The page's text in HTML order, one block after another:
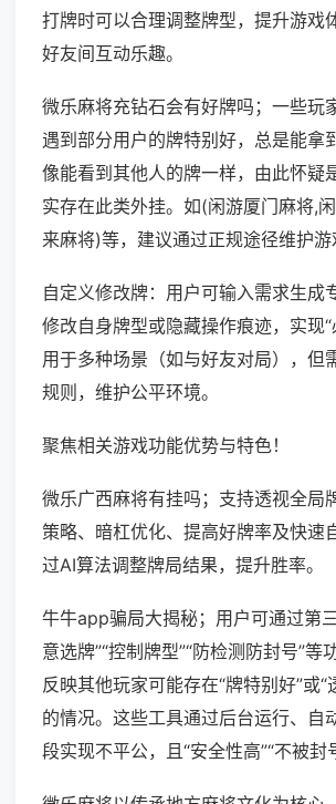
打牌时可以合理调整牌型，提升游戏
好友间互动乐趣。
微乐麻将充钻石会有好牌吗；一些玩
遇到部分用户的牌特别好，总是能拿
像能看到其他人的牌一样，由此怀疑
实存在此类外挂。如(闲游厦门麻将,
来麻将)等，建议通过正规途径维护游
自定义修改牌：用户可输入需求生成
修改自身牌型或隐藏操作痕迹，实现
用于多种场景（如与好友对局），但
规则，维护公平环境。
聚焦相关游戏功能优势与特色！
微乐广西麻将有挂吗；支持透视全局
策略、暗杠优化、提高好牌率及快速
过AI算法调整牌局结果，提升胜率。
牛牛app骗局大揭秘；用户可通过第
意选牌”“控制牌型”“防检测防封号”等
反映其他玩家可能存在“牌特别好”或“
的情况。这些工具通过后台运行、自
段实现不平公，且“安全性高”“不被封